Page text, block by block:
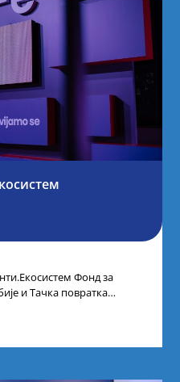
Фонд за
и Тачка повратка